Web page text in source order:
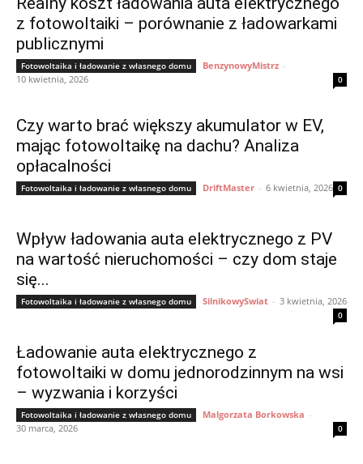
z fotowoltaiki – porównanie z ładowarkami
publicznymi
Fotowoltaika i ładowanie z własnego domu BenzynowyMistrz -
10 kwietnia, 2026
0
Czy warto brać większy akumulator w EV,
mając fotowoltaikę na dachu? Analiza
opłacalności
Fotowoltaika i ładowanie z własnego domu DriftMaster - 6 kwietnia, 2026 0
Wpływ ładowania auta elektrycznego z PV
na wartość nieruchomości – czy dom staje
się...
Fotowoltaika i ładowanie z własnego domu SilnikowySwiat - 3 kwietnia, 2026
0
Ładowanie auta elektrycznego z
fotowoltaiki w domu jednorodzinnym na wsi
– wyzwania i korzyści
Fotowoltaika i ładowanie z własnego domu Malgorzata Borkowska -
30 marca, 2026
0